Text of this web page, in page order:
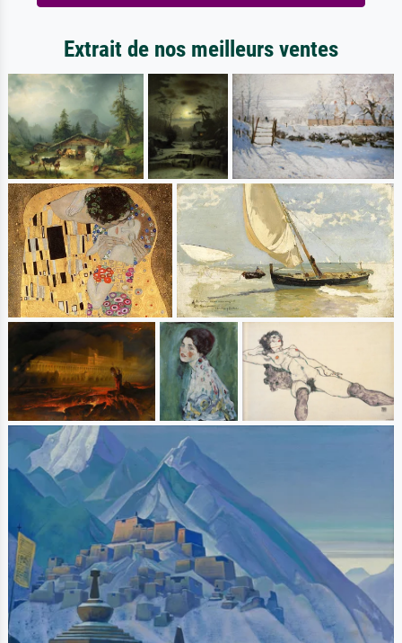
Extrait de nos meilleurs ventes